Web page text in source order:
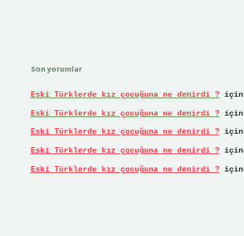
Son yorumlar
Eski Türklerde kız çocuğuna ne denirdi ?için
Eski Türklerde kız çocuğuna ne denirdi ?için
Eski Türklerde kız çocuğuna ne denirdi ?için
Eski Türklerde kız çocuğuna ne denirdi ?için
Eski Türklerde kız çocuğuna ne denirdi ?için